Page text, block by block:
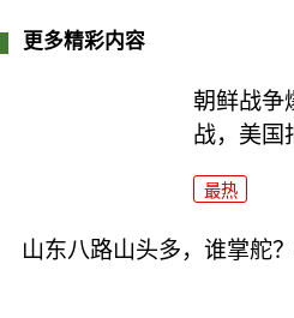
更多精彩内容
朝鲜战争
战，美国
最热
山东八路山头多，谁掌舵